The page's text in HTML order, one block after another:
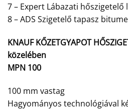
7 – Expert Lábazati hőszigetelő
8 – ADS Szigetelő tapasz
KNAUF KŐZETGYAPOT
közelében
MPN 100
100 mm vastag
Hagyományos technológiával